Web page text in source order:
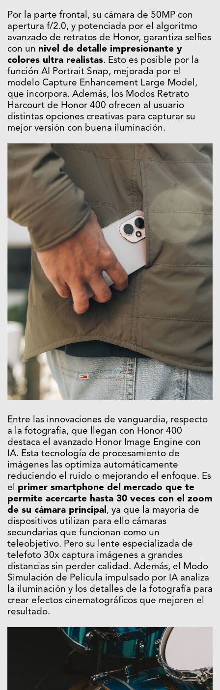
Por la parte frontal, su cámara de 50MP con
apertura f/2.0, y potenciada por el algoritmo
avanzado de retratos de Honor, garantiza selfies
con un nivel de detalle impresionante y
colores ultra realistas. Esto es posible por la
función AI Portrait Snap, mejorada por el
modelo Capture Enhancement Large Model,
que incorpora. Además, los Modos Retrato
Harcourt de Honor 400 ofrecen al usuario
distintas opciones creativas para capturar su
mejor versión con buena iluminación.
Entre las innovaciones de vanguardia, respecto
a la fotografía, que llegan con Honor 400
destaca el avanzado Honor Image Engine con
IA. Esta tecnología de procesamiento de
imágenes las optimiza automáticamente
reduciendo el ruido o mejorando el enfoque. Es
el primer smartphone del mercado que te
permite acercarte hasta 30 veces con el zoom
de su cámara principal , ya que la mayoría de
dispositivos utilizan para ello cámaras
secundarias que funcionan como un
teleobjetivo. Pero su lente especializada de
telefoto 30x captura imágenes a grandes
distancias sin perder calidad. Además, el Modo
Simulación de Película impulsado por IA analiza
la iluminación y los detalles de la fotografía para
crear efectos cinematográficos que mejoren el
resultado.